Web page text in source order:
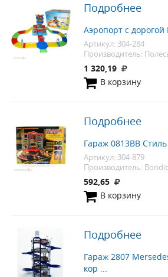
Подробнее
Аэропорт с
Артикул: 304-284
Производитель:
1 320,19
В корзину
Подробнее
Гараж 0813ВВ
Артикул: 304-879
Производитель:
592,65
В корзину
Подробнее
Гараж 2807
кор ...